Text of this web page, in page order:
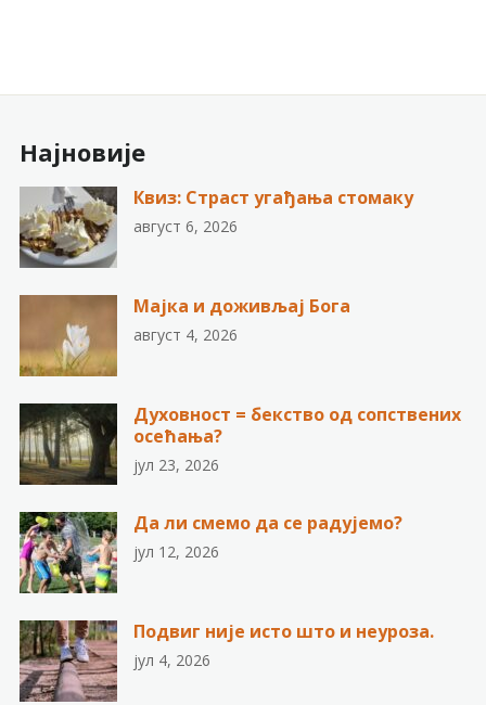
Најновије
Квиз: Страст угађања стомаку
август 6, 2026
Мајка и доживљај Бога
август 4, 2026
Духовност = бекство од сопствених
осећања?
јул 23, 2026
Да ли смемо да се радујемо?
јул 12, 2026
Подвиг није исто што и неуроза.
јул 4, 2026